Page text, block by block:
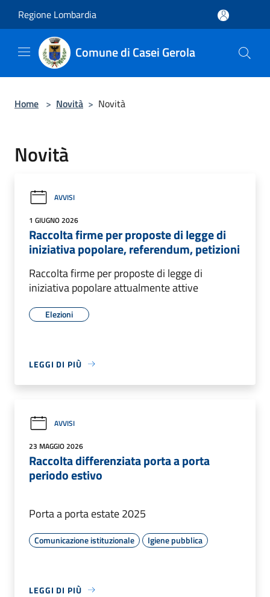
Regione Lombardia
Comune di Casei Gerola
Home > Novità > Novità
Novità
AVVISI
1 GIUGNO 2026
Raccolta firme per proposte di legge di
iniziativa popolare, referendum, petizioni
Raccolta firme per proposte di legge di
iniziativa popolare attualmente attive
Elezioni
LEGGI DI PIÙ
AVVISI
23 MAGGIO 2026
Raccolta differenziata porta a porta
periodo estivo
Porta a porta estate 2025
Comunicazione istituzionale Igiene pubblica
LEGGI DI PIÙ